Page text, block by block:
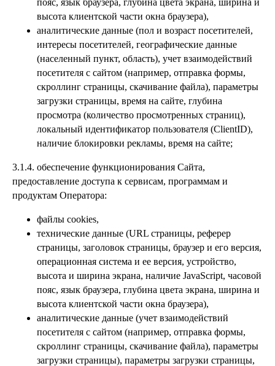
пояс, язык браузера, глубина цвета экрана, ширина и
высота клиентской части окна браузера),
аналитические данные (пол и возраст посетителей,
интересы посетителей, географические данные
(населенный пункт, область), учет взаимодействий
посетителя с сайтом (например, отправка формы,
скроллинг страницы, скачивание файла), параметры
загрузки страницы, время на сайте, глубина
просмотра (количество просмотренных страниц),
локальный идентификатор пользователя (ClientID),
наличие блокировки рекламы, время на сайте;
3.1.4. обеспечение функционирования Сайта,
предоставление доступа к сервисам, программам и
продуктам Оператора:
файлы cookies,
технические данные (URL страницы, реферер
страницы, заголовок страницы, браузер и его версия,
операционная система и ее версия, устройство,
высота и ширина экрана, наличие JavaScript, часовой
пояс, язык браузера, глубина цвета экрана, ширина и
высота клиентской части окна браузера),
аналитические данные (учет взаимодействий
посетителя с сайтом (например, отправка формы,
скроллинг страницы, скачивание файла), параметры
загрузки страницы), параметры загрузки страницы,